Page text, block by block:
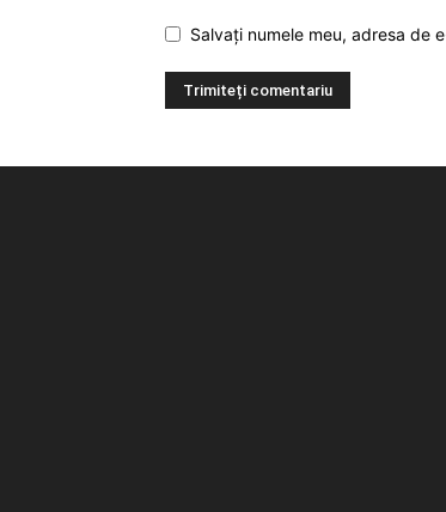
Salvați numele meu, adresa de